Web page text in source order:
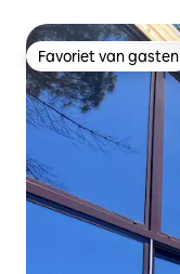
Favoriet van gasten
Favoriet van gasten